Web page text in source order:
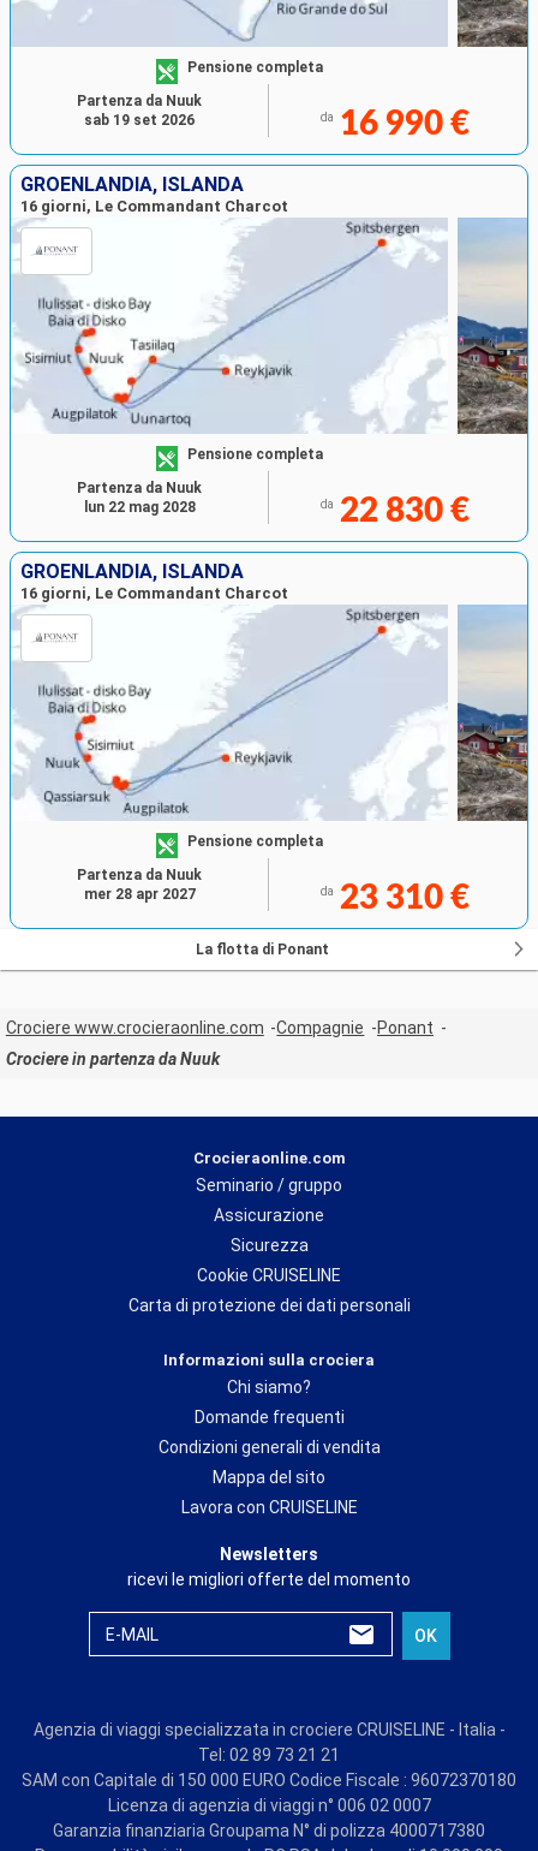
Pensione completa
da 16 990 €
Partenza da Nuuk
sab 19 set 2026
GROENLANDIA, ISLANDA
16 giorni, Le Commandant Charcot
Pensione completa
da 22 830 €
Partenza da Nuuk
lun 22 mag 2028
GROENLANDIA, ISLANDA
16 giorni, Le Commandant Charcot
Pensione completa
da 23 310 €
Partenza da Nuuk
mer 28 apr 2027
La flotta di Ponant
Crociere www.crocieraonline.com Compagnie
Ponant
Crociere in partenza da Nuuk
Crocieraonline.com
Seminario / gruppo
Assicurazione
Sicurezza
Cookie CRUISELINE
Carta di protezione dei dati personali
Informazioni sulla crociera
Chi siamo?
Domande frequenti
Condizioni generali di vendita
Mappa del sito
Lavora con CRUISELINE
Newsletters
ricevi le migliori offerte del momento
E-MAIL OK
Agenzia di viaggi specializzata in crociere CRUISELINE - Italia -
Tel: 02 89 73 21 21
SAM con Capitale di 150 000 EURO Codice Fiscale : 96072370180
Licenza di agenzia di viaggi n° 006 02 0007
Garanzia finanziaria Groupama N° di polizza 4000717380